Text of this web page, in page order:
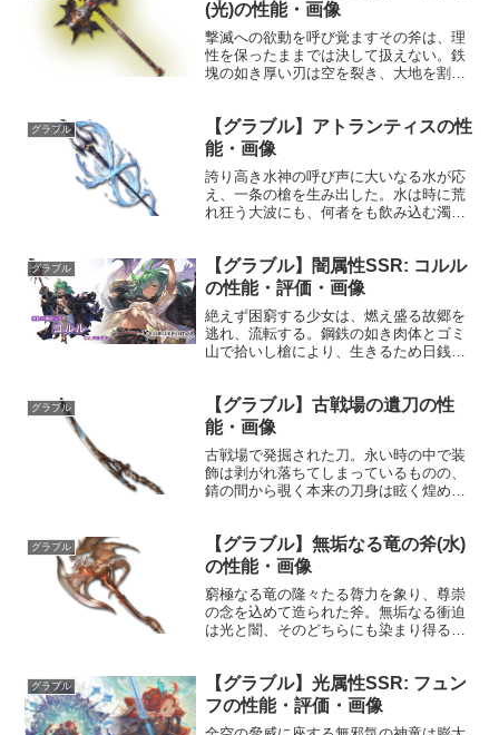
(光)の性能・画像
撃滅への欲動を呼び覚ますその斧は、理
性を保ったままでは決して扱えない。鉄
塊の如き厚い刃は空を裂き、大地を割
HP攻撃力MAXLv2443380200奥義狂瀾怒
濤敵に光属性...
グラブル
【グラブル】アトランティスの性
能・画像
誇り高き水神の呼び声に大いなる水が応
え、一条の槍を生み出した。水は時に荒
れ狂う大波にも、何者をも飲み込む濁流
べき一面であった。性能属性武器種解放
段階水槍HP攻撃力MAX...
グラブル
【グラブル】闇属性SSR: コルル
の性能・評価・画像
絶えず困窮する少女は、燃え盛る故郷を
逃れ、流転する。鋼鉄の如き肉体とゴミ
山で拾いし槍により、生きるため日銭を
年齢：11歳身長：130cm種族：ヒューマ
ン趣味：駆けっこ、...
グラブル
【グラブル】古戦場の遺刀の性
能・画像
古戦場で発掘された刀。永い時の中で装
飾は剥がれ落ちてしまっているものの、
錆の間から覗く本来の刀身は眩く煌め
誇りを体現しているようだった。性能属
性武器種解放段階水刀HP攻...
グラブル
【グラブル】無垢なる竜の斧(水)
の性能・画像
窮極なる竜の隆々たる膂力を象り、尊崇
の念を込めて造られた斧。無垢なる衝迫
は光と闇、そのどちらにも染まり得る。
属性武器種解放段階水斧HP攻撃力
MAXLv1652844100...
グラブル
【グラブル】光属性SSR: フュン
フの性能・評価・画像